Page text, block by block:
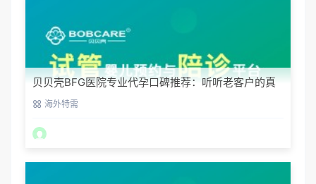
贝贝壳BFG医院专业代孕口碑推荐：听听老客户的真
实评价
海外特需